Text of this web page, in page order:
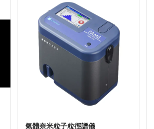
氣體奈米粒子粒徑譜儀